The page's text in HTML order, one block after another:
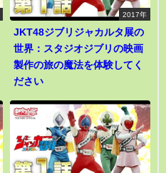
2017年
JKT48ジブリジャカルタ展の
世界：スタジオジブリの映画
製作の旅の魔法を体験してく
ださい